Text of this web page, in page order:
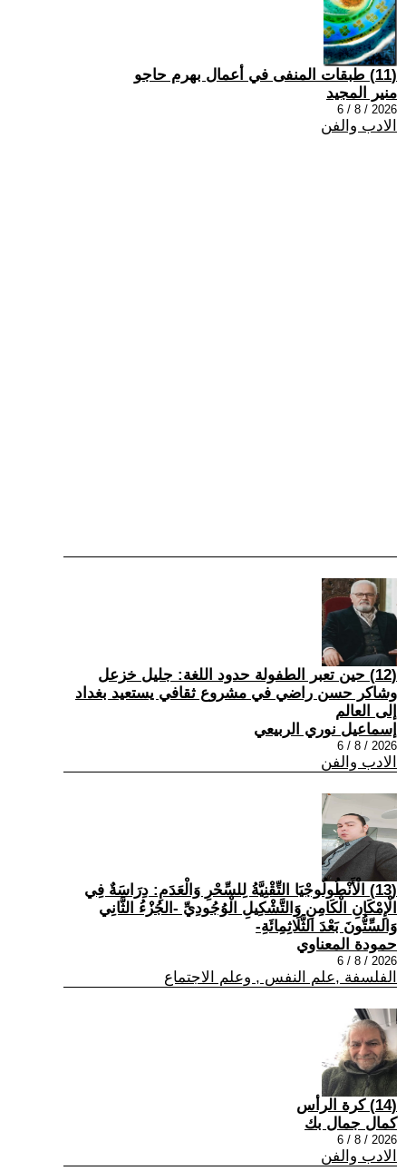
(11) طبقات المنفى في أعمال بهرم حاجو
منير المجيد
2026 / 8 / 6
الادب والفن
(12) حين تعبر الطفولة حدود اللغة: جليل خزعل
وشاكر حسن راضي في مشروع ثقافي يستعيد بغداد
إلى العالم
إسماعيل نوري الربيعي
2026 / 8 / 6
الادب والفن
(13) الْأَنْطُولُوجْيَا التِّقْنِيَّةُ لِلسِّحْرِ وَالْعَدَمِ: دِرَاسَةٌ فِي
الْإِمْكَانِ الْكَامِنِ وَالتَّشْكِيلِ الْوُجُودِيِّ -الجُزْءُ الثَّانِي
وَالسِّتُّونَ بَعْدَ الثَّلَاثِمِائَةِ-
حمودة المعناوي
2026 / 8 / 6
الفلسفة ,علم النفس , وعلم الاجتماع
(14) كرة الرأس
كمال جمال بك
2026 / 8 / 6
الادب والفن